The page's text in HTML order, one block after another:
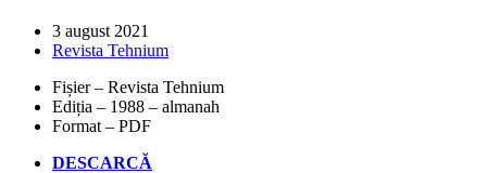
3 august 2021
Revista Tehnium
Fișier – Revista Tehnium
Ediția – 1988 – almanah
Format – PDF
DESCARCĂ